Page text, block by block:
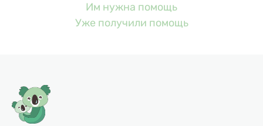
Им нужна помощь
Уже получили помощь